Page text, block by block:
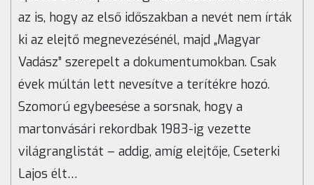
az is, hogy az első időszakban a nevét nem írták
ki az elejtő megnevezésénél, majd „Magyar
Vadász” szerepelt a dokumentumokban. Csak
évek múltán lett nevesítve a terítékre hozó.
Szomorú egybeesése a sorsnak, hogy a
martonvásári rekordbak 1983-ig vezette
világranglistát – addig, amíg elejtője, Cseterki
Lajos élt…